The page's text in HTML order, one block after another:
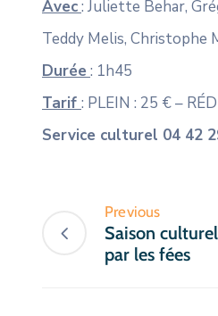
Avec: Juliette Behar,
Teddy Melis, Christophe
Durée : 1h45
Tarif : PLEIN : 25 € –
Service culturel 04 42
Previous
Saison
par les fées